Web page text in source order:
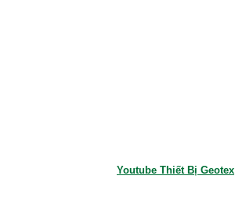
Youtube Thiết Bị Geotex